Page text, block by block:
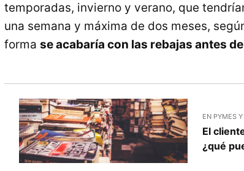
temporadas, invierno y verano, que
una semana y máxima de dos meses,
forma se acabaría con las rebajas antes
EN PYMES
El
¿qué